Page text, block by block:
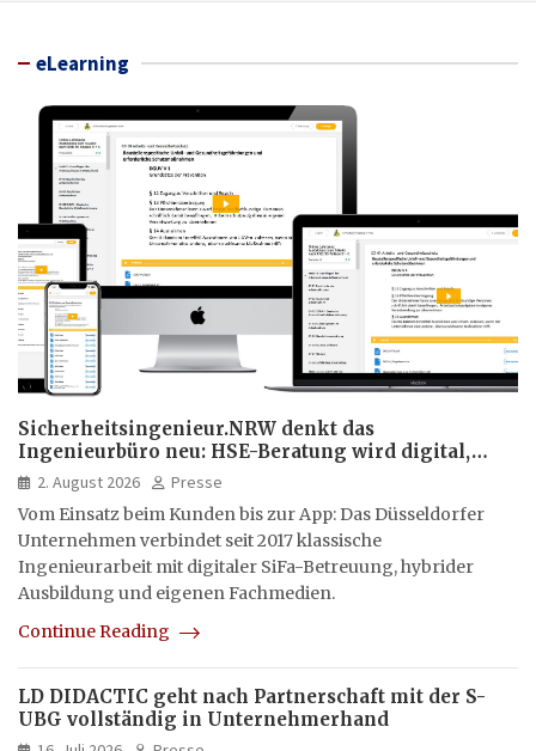
eLearning
Sicherheitsingenieur.NRW denkt das
Ingenieurbüro neu: HSE-Beratung wird digital,
hybrid und multimedial
2. August 2026
Presse
Vom Einsatz beim Kunden bis zur App: Das Düsseldorfer
Unternehmen verbindet seit 2017 klassische
Ingenieurarbeit mit digitaler SiFa-Betreuung, hybrider
Ausbildung und eigenen Fachmedien.
Continue Reading
LD DIDACTIC geht nach Partnerschaft mit der S-
UBG vollständig in Unternehmerhand